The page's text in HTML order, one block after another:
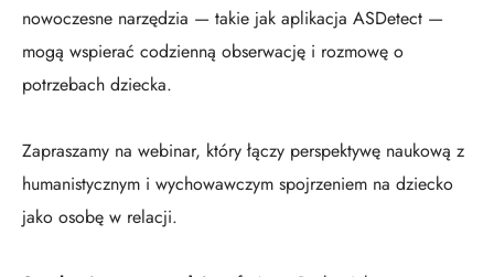
nowoczesne narzędzia — takie jak aplikacja ASDetect —
mogą wspierać codzienną obserwację i rozmowę o
potrzebach dziecka.
Zapraszamy na webinar, który łączy perspektywę naukową z
humanistycznym i wychowawczym spojrzeniem na dziecko
jako osobę w relacji.